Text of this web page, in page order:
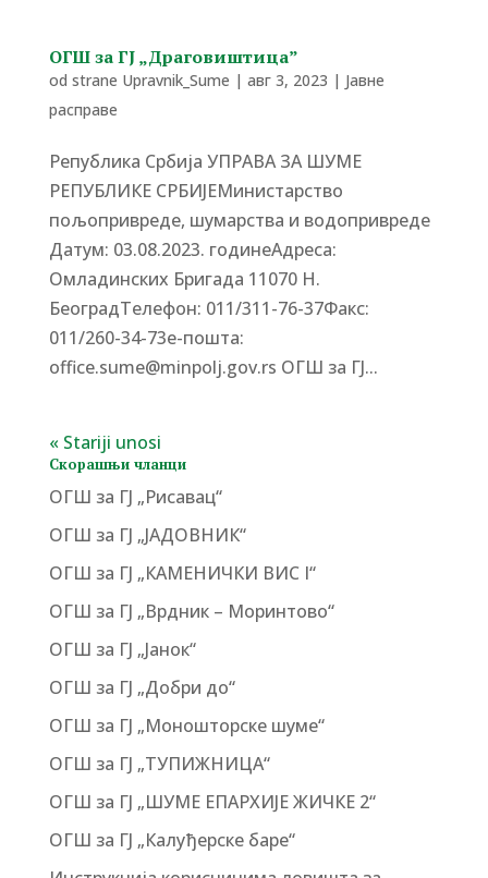
ОГШ за ГЈ „Драговиштица”
od strane Upravnik_Sume | авг 3, 2023 | Јавне
расправе
Република Србија УПРАВА ЗА ШУМЕ
РЕПУБЛИКЕ СРБИЈЕМинистарство
пољопривреде, шумарства и водопривреде
Датум: 03.08.2023. годинеАдреса:
Омладинских Бригада 11070 Н.
БеоградTелефон: 011/311-76-37Факс:
011/260-34-73е-пошта:
office.sume@minpolj.gov.rs ОГШ за ГЈ...
« Stariji unosi
Скорашњи чланци
ОГШ за ГЈ „Рисавац“
ОГШ за ГЈ „ЈАДОВНИК“
ОГШ за ГЈ „КАМЕНИЧКИ ВИС I“
ОГШ за ГЈ „Врдник – Моринтово“
ОГШ за ГЈ „Јанок“
ОГШ за ГЈ „Добри до“
ОГШ за ГЈ „Моношторске шуме“
ОГШ за ГЈ „ТУПИЖНИЦА“
ОГШ за ГЈ „ШУМЕ ЕПАРХИЈЕ ЖИЧКЕ 2“
ОГШ за ГЈ „Калуђерске баре“